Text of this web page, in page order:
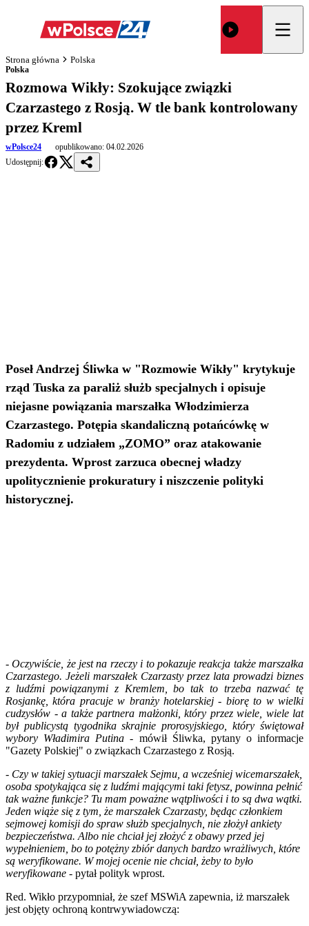
Strona główna Polska
Polska
Rozmowa Wikły: Szokujące związki
Czarzastego z Rosją. W tle bank kontrolowany
przez Kreml
wPolsce24 opublikowano: 04.02.2026
Udostępnij:
Poseł Andrzej Śliwka w "Rozmowie Wikły" krytykuje
rząd Tuska za paraliż służb specjalnych i opisuje
niejasne powiązania marszałka Włodzimierza
Czarzastego. Potępia skandaliczną potańcówkę w
Radomiu z udziałem „ZOMO” oraz atakowanie
prezydenta. Wprost zarzuca obecnej władzy
upolitycznienie prokuratury i niszczenie polityki
historycznej.
- Oczywiście, że jest na rzeczy i to pokazuje reakcja także marszałka
Czarzastego. Jeżeli marszałek Czarzasty przez lata prowadzi biznes
z ludźmi powiązanymi z Kremlem, bo tak to trzeba nazwać tę
Rosjankę, która pracuje w branży hotelarskiej - biorę to w wielki
cudzysłów - a także partnera małżonki, który przez wiele, wiele lat
był publicystą tygodnika skrajnie prorosyjskiego, który świętował
wybory Władimira Putina- mówił Śliwka, pytany o informacje
"Gazety Polskiej" o związkach Czarzastego z Rosją.
- Czy w takiej sytuacji marszałek Sejmu, a wcześniej wicemarszałek,
osoba spotykająca się z ludźmi mającymi taki fetysz, powinna pełnić
tak ważne funkcje? Tu mam poważne wątpliwości i to są dwa wątki.
Jeden wiąże się z tym, że marszałek Czarzasty, będąc członkiem
sejmowej komisji do spraw służb specjalnych, nie złożył ankiety
bezpieczeństwa. Albo nie chciał jej złożyć z obawy przed jej
wypełnieniem, bo to potężny zbiór danych bardzo wrażliwych, które
są weryfikowane. W mojej ocenie nie chciał, żeby to było
weryfikowane - pytał polityk wprost.
Red. Wikło przypomniał, że szef MSWiA zapewnia, iż marszałek
jest objęty ochroną kontrwywiadowczą: